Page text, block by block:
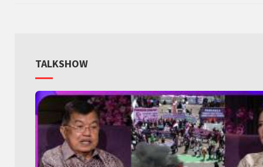
TALKSHOW